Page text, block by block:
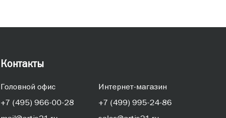
Контакты
Головной офис
+7 (495) 966-00-28
Интернет-магазин
+7 (499) 995-24-86